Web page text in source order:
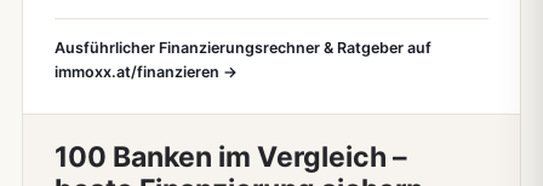
Ausführlicher Finanzierungsrechner & Ratgeber auf
immoxx.at/finanzieren →
100 Banken im Vergleich –